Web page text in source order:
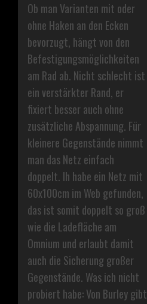
Ob man Varianten mit oder
ohne Haken an den Ecken
bevorzugt, hängt von den
Befestigungsmöglichkeiten
am Rad ab. Nicht schlecht ist
ein verstärkter Rand, er
fixiert besser auch ohne
zusätzliche Abspannung. Für
kleinere Gegenstände nimmt
man das Netz einfach
doppelt. Ih habe ein Netz mit
60x100cm im Web gefunden,
das ist somit doppelt so groß
wie die Ladefläche am
Omnium und erlaubt damit
auch die Sicherung großer
Gegenstände. Was ich nicht
probiert habe: Von Burley gibt